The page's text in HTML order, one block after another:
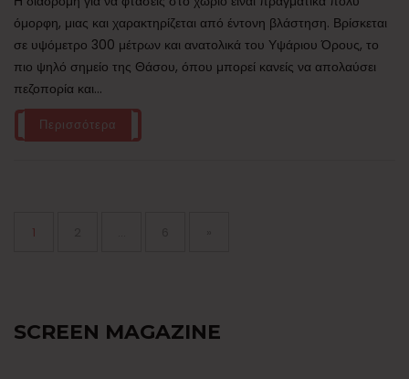
όμορφη, μιας και χαρακτηρίζεται από έντονη βλάστηση. Βρίσκεται
σε υψόμετρο 300 μέτρων και ανατολικά του Υψάριου Όρους, το
πιο ψηλό σημείο της Θάσου, όπου μπορεί κανείς να απολαύσει
πεζοπορία και...
Περισσότερα
άρθρων
Page
1
SCREEN MAGAZINE